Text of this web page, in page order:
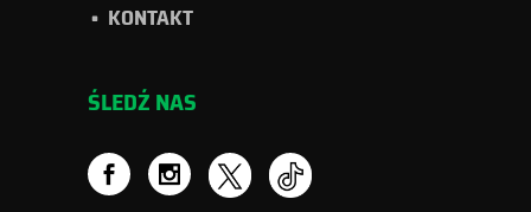
KONTAKT
ŚLEDŹ NAS